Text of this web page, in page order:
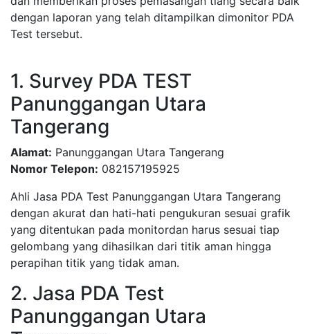
dengan laporan yang telah ditampilkan dimonitor PDA
Test tersebut.
1. Survey PDA TEST
Panunggangan Utara
Tangerang
Alamat: Panunggangan Utara Tangerang
Nomor Telepon: 082157195925
Ahli Jasa PDA Test Panunggangan Utara Tangerang
dengan akurat dan hati-hati pengukuran sesuai grafik
yang ditentukan pada monitordan harus sesuai tiap
gelombang yang dihasilkan dari titik aman hingga
perapihan titik yang tidak aman.
2. Jasa PDA Test
Panunggangan Utara